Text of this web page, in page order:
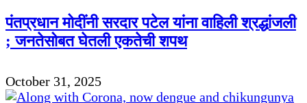
पंतप्रधान मोदींनी सरदार पटेल यांना वाहिली श्रद्धांजली
; जनतेसोबत घेतली एकतेची शपथ
October 31, 2025